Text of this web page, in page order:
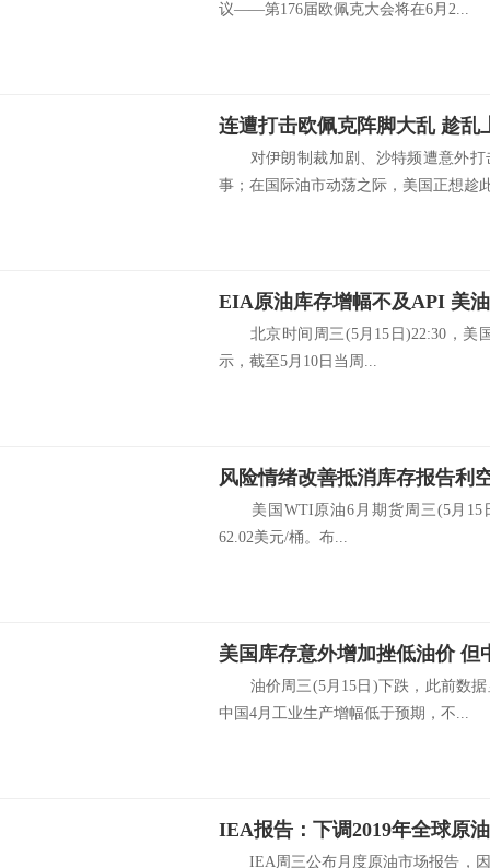
议——第176届欧佩克大会将在6月2...
连遭打击欧佩克阵脚大乱 趁乱
对伊朗制裁加剧、沙特频遭意外打
事；在国际油市动荡之际，美国正想趁
EIA原油库存增幅不及API 美
北京时间周三(5月15日)22:30，美
示，截至5月10日当周...
风险情绪改善抵消库存报告利
美国WTI原油6月期货周三(5月15
62.02美元/桶。布...
美国库存意外增加挫低油价 但
油价周三(5月15日)下跌，此前数据
中国4月工业生产增幅低于预期，不...
IEA报告：下调2019年全球原
IEA周三公布月度原油市场报告，因